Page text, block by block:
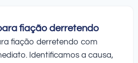
fiação derretendo
fiação derretendo com
Identificamos a causa,